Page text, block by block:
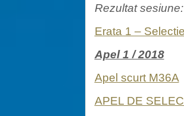
Rezultat
Erata 1 –
Apel 1 / 2018
Apel scurt M36A
APEL DE